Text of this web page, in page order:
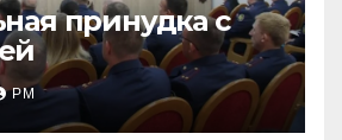
принудка с
РМ